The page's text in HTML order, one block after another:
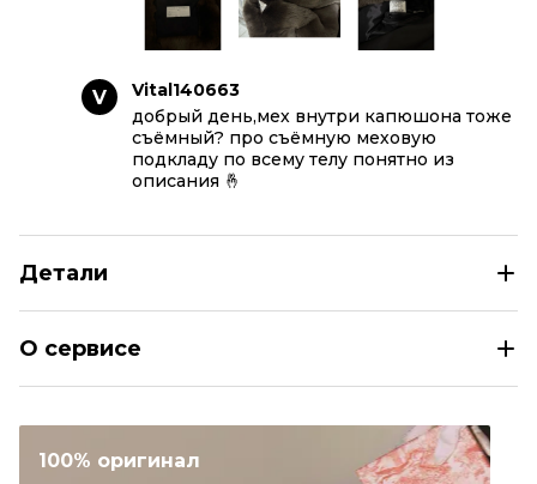
V
Vital140663
добрый день,мех внутри капюшона тоже
съёмный? про съёмную меховую
подкладу по всему телу понятно из
описания 🤞
Детали
Категория
Дубленки и Шубы
О сервисе
100% оригинал